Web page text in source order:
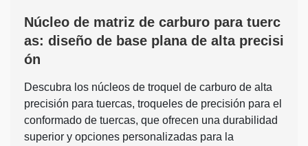
Núcleo de matriz de carburo para tuerc
as: diseño de base plana de alta precisi
ón
Descubra los núcleos de troquel de carburo de alta
precisión para tuercas, troqueles de precisión para el
conformado de tuercas, que ofrecen una durabilidad
superior y opciones personalizadas para la